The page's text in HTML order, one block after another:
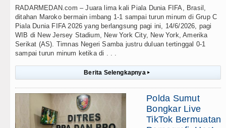
RADARMEDAN.com – Juara lima kali Piala Dunia FIFA, Brasil,
ditahan Maroko bermain imbang 1-1 sampai turun minum di Grup C
Piala Dunia FIFA 2026 yang berlangsung pagi ini, 14/6/2026, pagi
WIB di New Jersey Stadium, New York City, New York, Amerika
Serikat (AS). Timnas Negeri Samba justru duluan tertinggal 0-1
sampai turun minum ketika di . . .
Berita Selengkapnya ▸
Polda Sumut
Bongkar Live
TikTok Bermuatan